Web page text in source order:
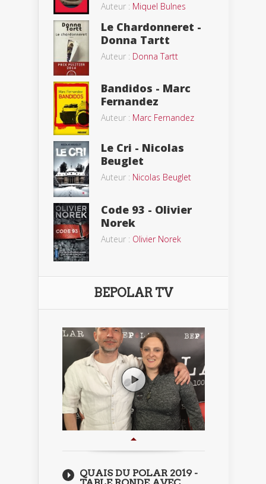
Auteur : Miquel Bulnes
Le Chardonneret -
Donna Tartt
Auteur : Donna Tartt
Bandidos - Marc
Fernandez
Auteur : Marc Fernandez
Le Cri - Nicolas
Beuglet
Auteur : Nicolas Beuglet
Code 93 - Olivier
Norek
Auteur : Olivier Norek
BEPOLAR TV
QUAIS DU POLAR 2019 -